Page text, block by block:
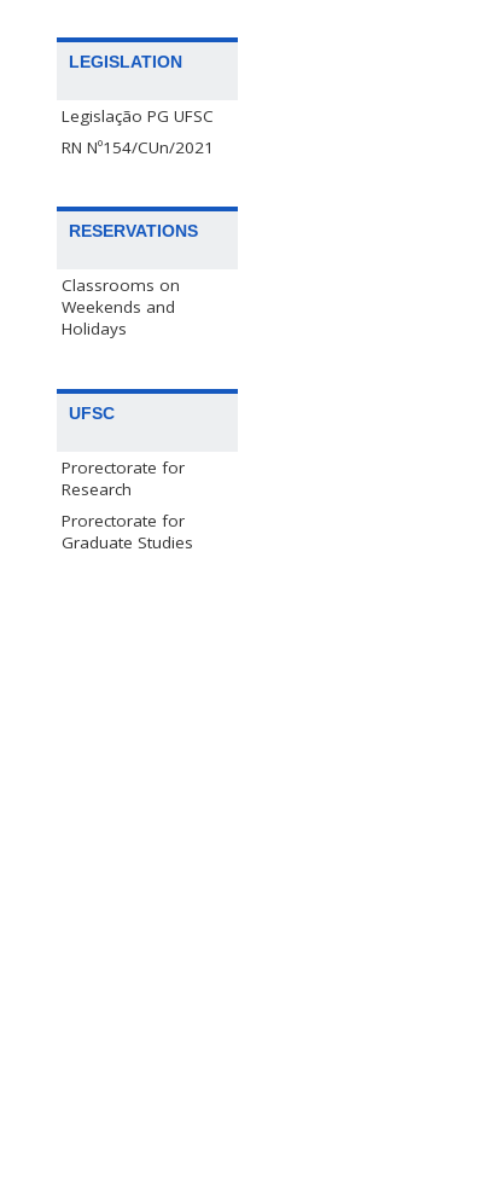
LEGISLATION
Legislação PG UFSC
RN Nº154/CUn/2021
RESERVATIONS
Classrooms on
Weekends and
Holidays
UFSC
Prorectorate for
Research
Prorectorate for
Graduate Studies